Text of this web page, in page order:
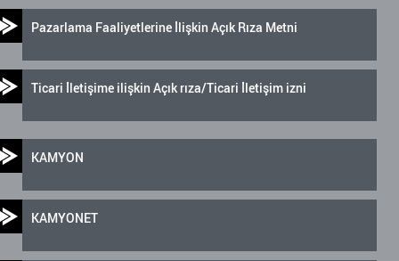
Pazarlama Faaliyetlerine İlişkin Açık Rıza Metni
Ticari İletişime ilişkin Açık rıza/Ticari İletişim izni
KAMYON
KAMYONET